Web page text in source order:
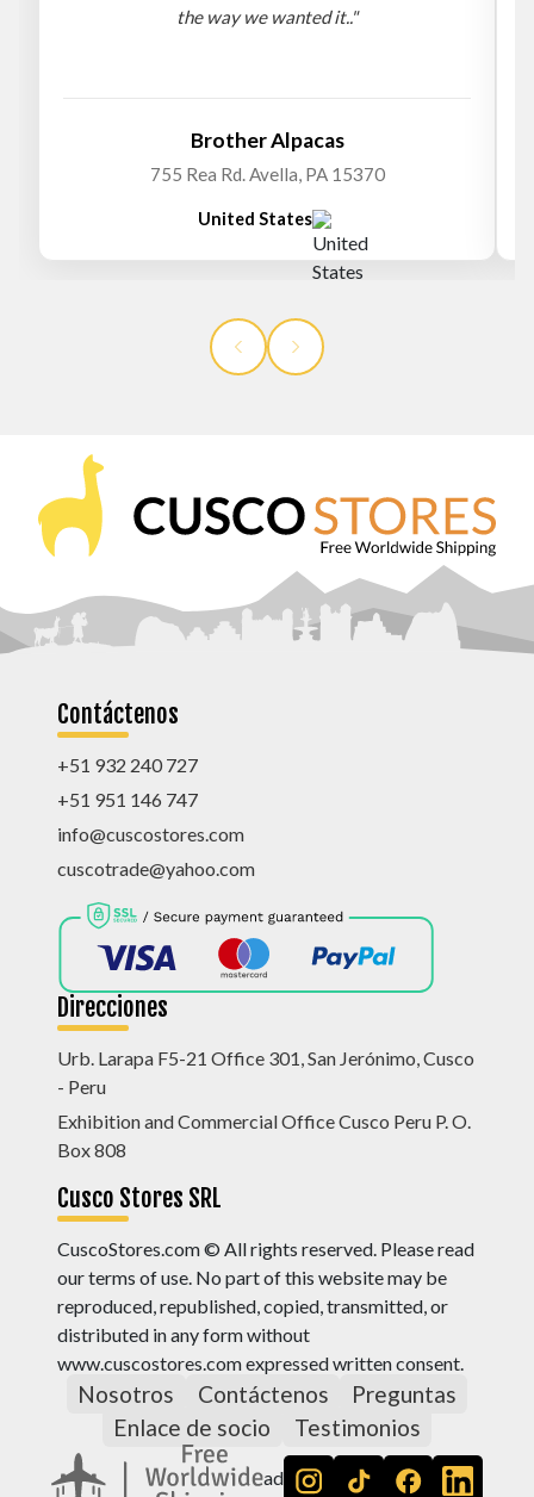
the way we wanted it.."
Brother Alpacas
755 Rea Rd. Avella, PA 15370
United States
Contáctenos
+51 932 240 727
+51 951 146 747
info@cuscostores.com
cuscotrade@yahoo.com
Direcciones
Urb. Larapa F5-21 Office 301, San Jerónimo, Cusco
- Peru
Exhibition and Commercial Office Cusco Peru P. O.
Box 808
Cusco Stores SRL
CuscoStores.com © All rights reserved. Please read
our terms of use. No part of this website may be
reproduced, republished, copied, transmitted, or
distributed in any form without
www.cuscostores.com expressed written consent.
Nosotros Contáctenos
Preguntas
Enlace de socio
Testimonios
ad